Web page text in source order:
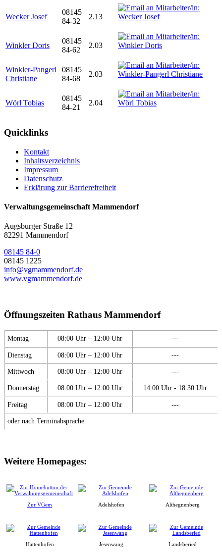
Wecker Josef
08145
84-32
2.13
Winkler Doris
08145
84-62
2.03
Winkler-Pangerl
Christiane
08145
84-68
2.03
Wörl Tobias
08145
84-21
2.04
Quicklinks
Kontakt
Inhaltsverzeichnis
Impressum
Datenschutz
Erklärung zur Barrierefreiheit
Verwaltungsgemeinschaft Mammendorf
Augsburger Straße 12
82291 Mammendorf
08145 84-0
08145 1225
info@vgmammendorf.de
www.vgmammendorf.de
Öffnungszeiten Rathaus Mammendorf
Montag 08:00 Uhr – 12:00 Uhr ---
Dienstag 08:00 Uhr – 12:00 Uhr ---
Mittwoch 08:00 Uhr – 12:00 Uhr ---
Donnerstag 08:00 Uhr – 12:00 Uhr 14:00 Uhr - 18:30 Uhr
Freitag 08:00 Uhr – 12:00 Uhr ---
oder nach Terminabsprache
Weitere Homepages:
Zur VGem Adelshofen Althegnenberg
Hattenhofen Jesenwang Landsberied